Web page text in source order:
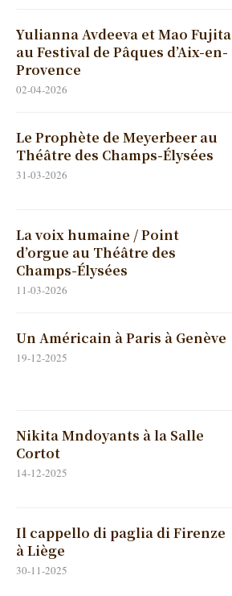
Yulianna Avdeeva et Mao Fujita
au Festival de Pâques d’Aix-en-
Provence
02-04-2026
Le Prophète de Meyerbeer au
Théâtre des Champs-Élysées
31-03-2026
La voix humaine / Point
d’orgue au Théâtre des
Champs-Élysées
11-03-2026
Un Américain à Paris à Genève
19-12-2025
Nikita Mndoyants à la Salle
Cortot
14-12-2025
Il cappello di paglia di Firenze
à Liège
30-11-2025